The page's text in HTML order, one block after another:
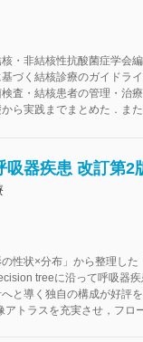
核・非結核性抗酸菌症学会
づく結核診療のガイドラ
査・結核患者の管理・治
ら実践までまとめた．ま
吸器疾患 改訂第2
の性状×分布」から整理し
treeに沿って呼吸器
と導く独自の構成が好評
アトラスを充実させ，フロ